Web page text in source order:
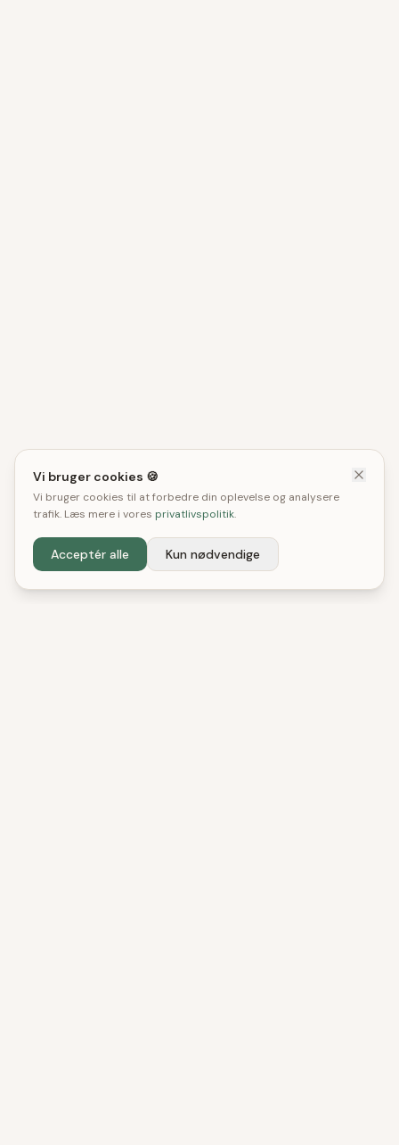
Vi bruger cookies 🍪
Vi bruger cookies til at forbedre din oplevelse og analysere
trafik. Læs mere i vores privatlivspolitik.
Acceptér alle Kun nødvendige